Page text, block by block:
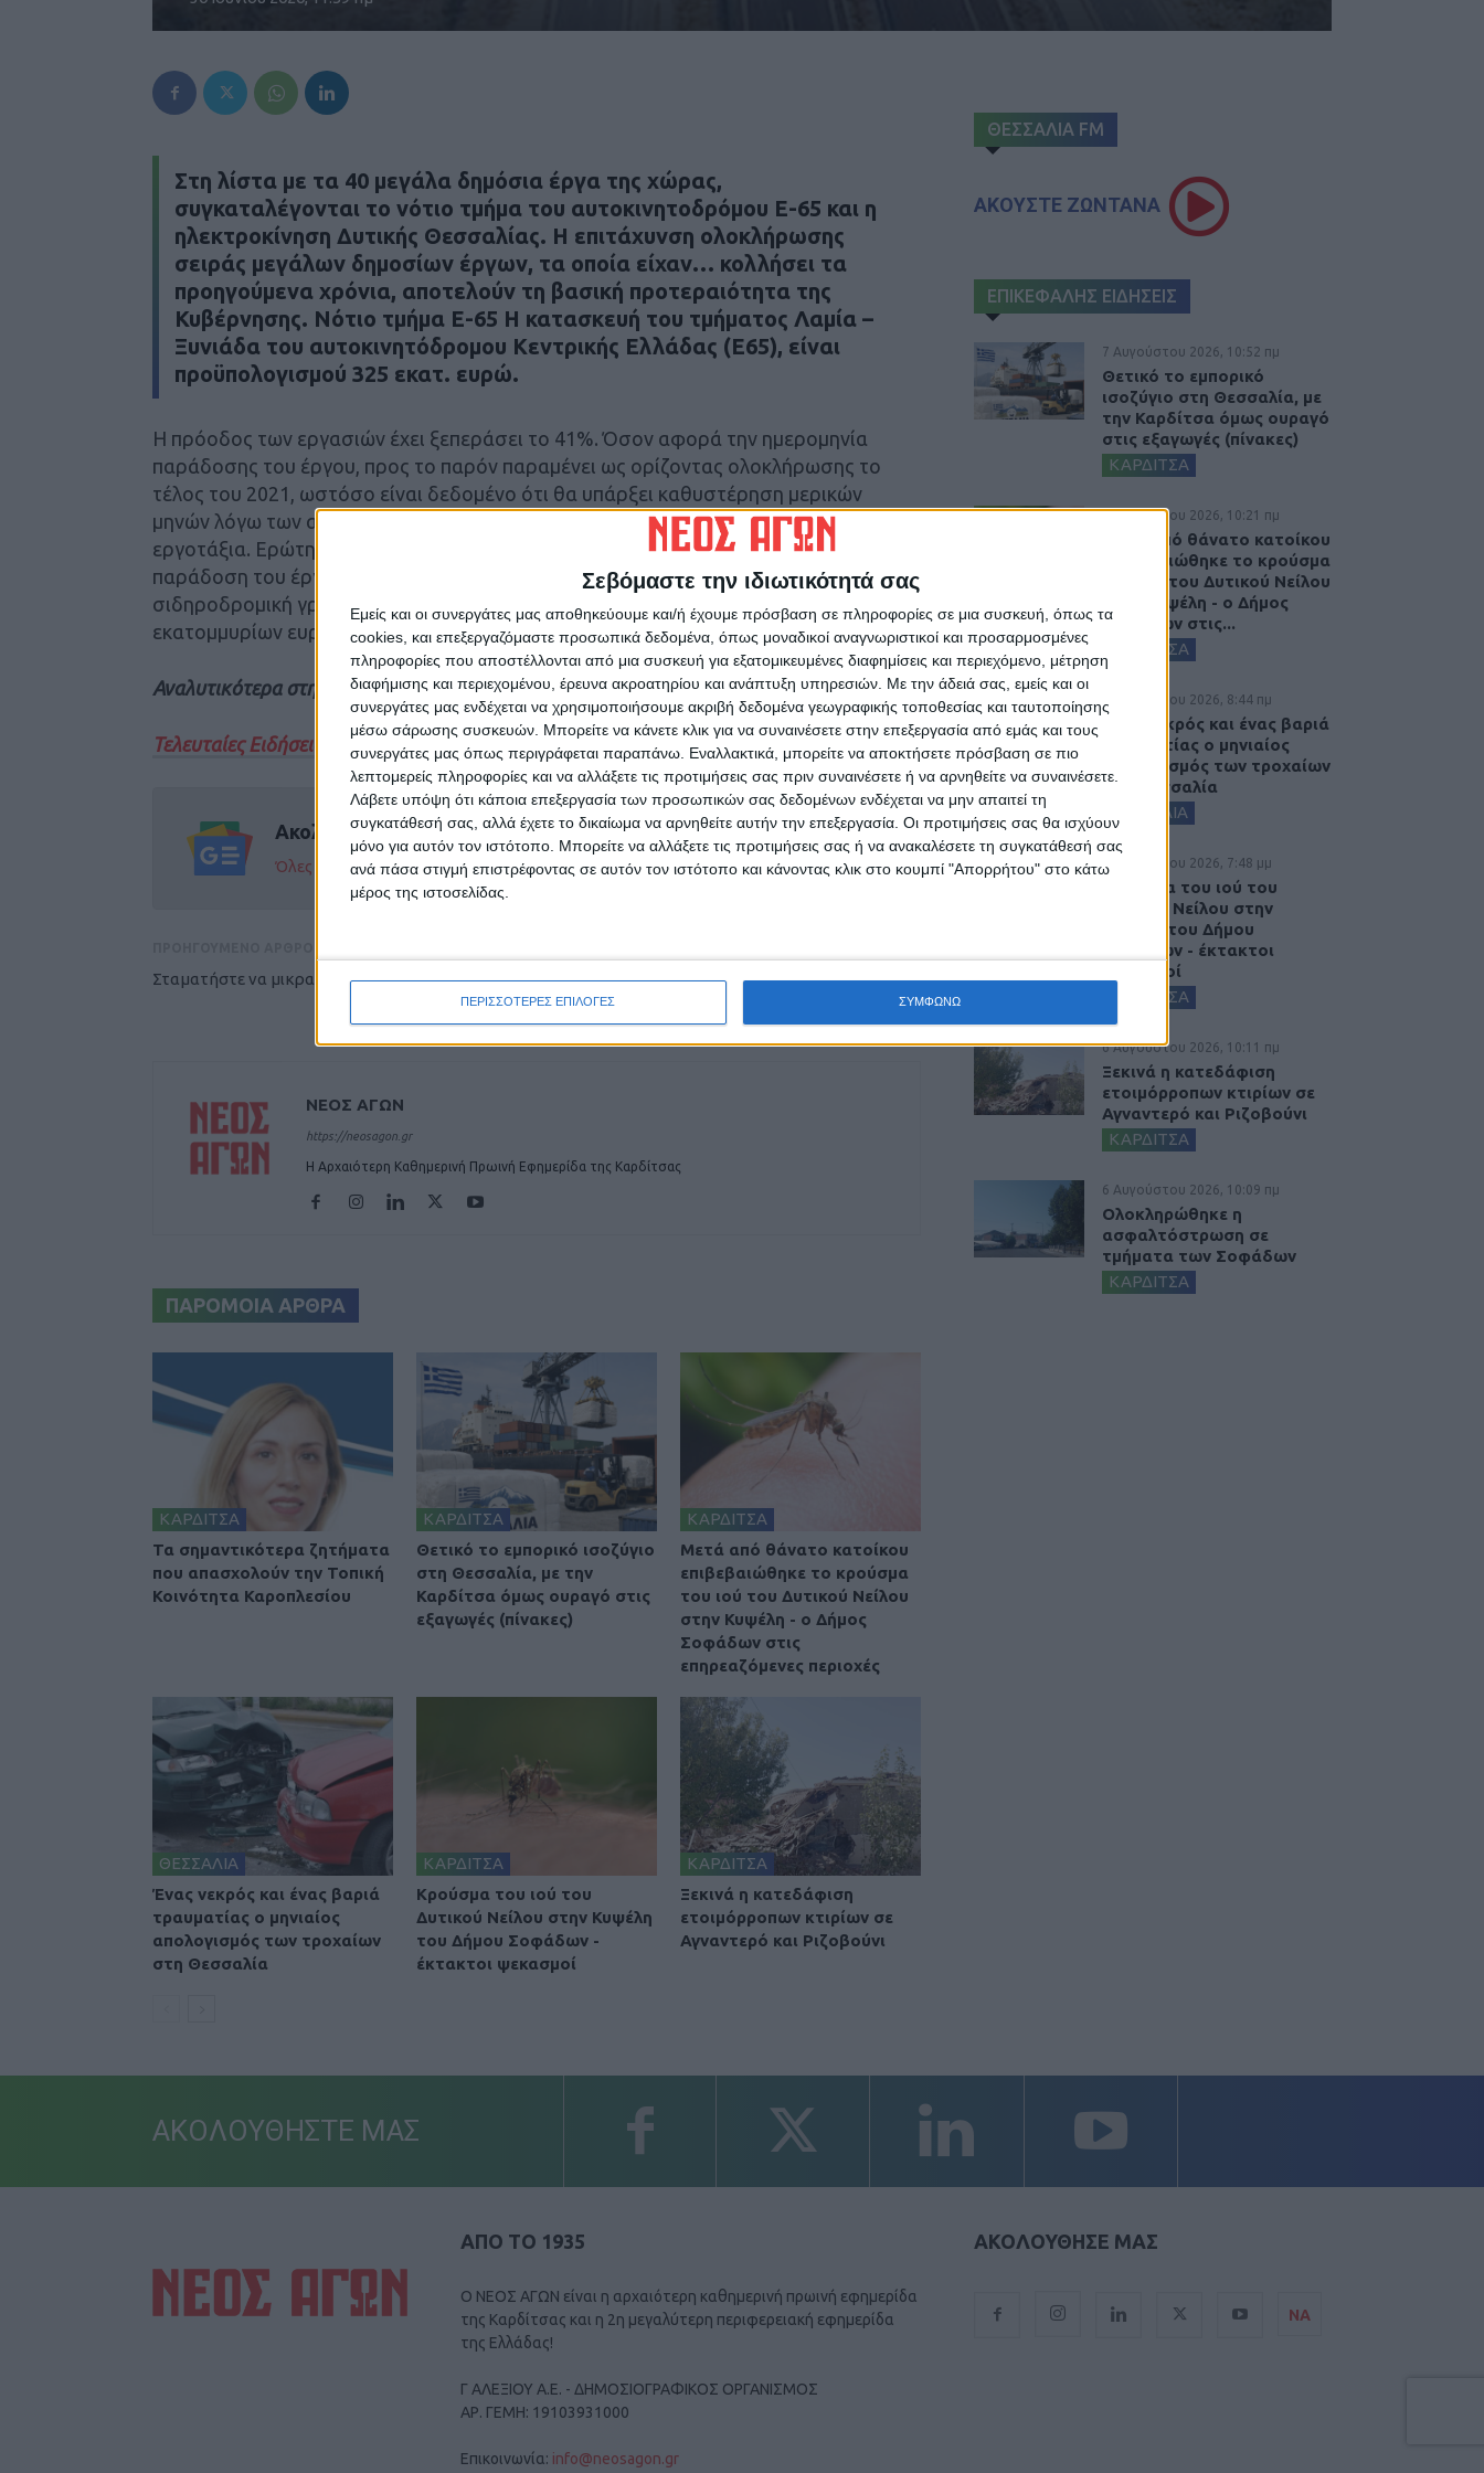
Σεβόμαστε την ιδιωτικότητά σας
Εμείς και οι συνεργάτες μας αποθηκεύουμε και/ή έχουμε πρόσβαση σε πληροφορίες σε μια συσκευή, όπως τα
cookies, και επεξεργαζόμαστε προσωπικά δεδομένα, όπως μοναδικοί αναγνωριστικοί και προσαρμοσμένες
πληροφορίες που αποστέλλονται από μια συσκευή για εξατομικευμένες διαφημίσεις και περιεχόμενο, μέτρηση
διαφήμισης και περιεχομένου, έρευνα ακροατηρίου και ανάπτυξη υπηρεσιών. Με την άδειά σας, εμείς και οι
συνεργάτες μας ενδέχεται να χρησιμοποιήσουμε ακριβή δεδομένα γεωγραφικής τοποθεσίας και ταυτοποίησης
μέσω σάρωσης συσκευών. Μπορείτε να κάνετε κλικ για να συναινέσετε στην επεξεργασία από εμάς και τους
συνεργάτες μας όπως περιγράφεται παραπάνω. Εναλλακτικά, μπορείτε να αποκτήσετε πρόσβαση σε πιο
λεπτομερείς πληροφορίες και να αλλάξετε τις προτιμήσεις σας πριν συναινέσετε ή να αρνηθείτε να συναινέσετε.
Λάβετε υπόψη ότι κάποια επεξεργασία των προσωπικών σας δεδομένων ενδέχεται να μην απαιτεί τη
συγκατάθεσή σας, αλλά έχετε το δικαίωμα να αρνηθείτε αυτήν την επεξεργασία. Οι προτιμήσεις σας θα ισχύουν
μόνο για αυτόν τον ιστότοπο. Μπορείτε να αλλάξετε τις προτιμήσεις σας ή να ανακαλέσετε τη συγκατάθεσή σας
ανά πάσα στιγμή επιστρέφοντας σε αυτόν τον ιστότοπο και κάνοντας κλικ στο κουμπί "Απορρήτου" στο κάτω
μέρος της ιστοσελίδας.
ΠΕΡΙΣΣΟΤΕΡΕΣ ΕΠΙΛΟΓΕΣ ΣΥΜΦΩΝΩ
Στη λίστα με τα 40 μεγάλα δημόσια έργα της χώρας,
συγκαταλέγονται το νότιο τμήμα του αυτοκινητοδρόμου Ε-65 και η
ηλεκτροκίνηση Δυτικής Θεσσαλίας. Η επιτάχυνση ολοκλήρωσης
σειράς μεγάλων δημοσίων έργων, τα οποία είχαν… κολλήσει τα
προηγούμενα χρόνια, αποτελούν τη βασική προτεραιότητα της
Κυβέρνησης. Νότιο τμήμα Ε-65 Η κατασκευή του τμήματος Λαμία –
Ξυνιάδα του αυτοκινητόδρομου Κεντρικής Ελλάδας (Ε65), είναι
προϋπολογισμού 325 εκατ. ευρώ.
Η πρόοδος των εργασιών έχει ξεπεράσει το 41%. Όσον αφορά την ημερομηνία
παράδοσης του έργου, προς το παρόν παραμένει ως ορίζοντας ολοκλήρωσης το
τέλος του 2021, ωστόσο είναι δεδομένο ότι θα υπάρξει καθυστέρηση μερικών
μηνών λόγω των αυστηρότερων μέτρων προστασίας για τον κορωνοϊό στα
εργοτάξια. Ερώτημα παραμένει, υπό αυτές τις συνθήκες, αν θα υπάρξει τμηματική
παράδοση του έργου. Ηλεκτροκίνηση Δυτικής Θεσσαλίας Η ηλεκτροκίνηση στη
σιδηροδρομική γραμμή Παλαιοφάρσαλος – Καλαμπάκα είναι προϋπολογισμού 42
εκατομμυρίων ευρώ.
Αναλυτικότερα στην έντυπη έκδοση του Νέου Αγώνα
Τελευταίες Ειδήσεις Σήμερα
Ακολούθησε την εφημερίδα ΝΕΟΣ ΑΓΩΝ στο Google News!
Όλες οι εξελίξεις στην περιοχή της Καρδίτσας και ευρύτερα της Θεσσαλίας
Σταματήστε να μικραίνετε κι άλλο την ομάδα...
ΕΛ.ΑΣ. αναζητά τους «ιδιοκτήτες» της
χασισοφυτείας στο Μουζάκι
ΝΕΟΣ ΑΓΩΝ
https://neosagon.gr
Η Αρχαιότερη Καθημερινή Πρωινή Εφημερίδα της Καρδίτσας
ΠΑΡΟΜΟΙΑ ΑΡΘΡΑ
ΚΑΡΔΙΤΣΑ
Τα σημαντικότερα ζητήματα
που απασχολούν την Τοπική
Κοινότητα Καροπλεσίου
ΚΑΡΔΙΤΣΑ
Θετικό το εμπορικό ισοζύγιο
στη Θεσσαλία, με την
Καρδίτσα όμως ουραγό στις
εξαγωγές (πίνακες)
ΚΑΡΔΙΤΣΑ
Μετά από θάνατο κατοίκου
επιβεβαιώθηκε το κρούσμα
του ιού του Δυτικού Νείλου
στην Κυψέλη - ο Δήμος
Σοφάδων στις
επηρεαζόμενες περιοχές
ΘΕΣΣΑΛΙΑ
Ένας νεκρός και ένας βαριά
τραυματίας ο μηνιαίος
απολογισμός των τροχαίων
στη Θεσσαλία
ΚΑΡΔΙΤΣΑ
Κρούσμα του ιού του
Δυτικού Νείλου στην Κυψέλη
του Δήμου Σοφάδων -
έκτακτοι ψεκασμοί
ΚΑΡΔΙΤΣΑ
Ξεκινά η κατεδάφιση
ετοιμόρροπων κτιρίων σε
Αγναντερό και Ριζοβούνι
ΘΕΣΣΑΛΙΑ FM
ΑΚΟΥΣΤΕ ΖΩΝΤΑΝΑ
ΕΠΙΚΕΦΑΛΗΣ ΕΙΔΗΣΕΙΣ
7 Αυγούστου 2026, 10:52 πμ
Θετικό το εμπορικό
ισοζύγιο στη Θεσσαλία, με
την Καρδίτσα όμως ουραγό
στις εξαγωγές (πίνακες)
ΚΑΡΔΙΤΣΑ
7 Αυγούστου 2026, 10:21 πμ
Μετά από θάνατο κατοίκου
επιβεβαιώθηκε το κρούσμα
του ιού του Δυτικού Νείλου
στην Κυψέλη - ο Δήμος
Σοφάδων στις...
ΚΑΡΔΙΤΣΑ
7 Αυγούστου 2026, 8:44 πμ
Ένας νεκρός και ένας βαριά
τραυματίας ο μηνιαίος
απολογισμός των τροχαίων
στη Θεσσαλία
ΘΕΣΣΑΛΙΑ
6 Αυγούστου 2026, 7:48 μμ
Κρούσμα του ιού του
Δυτικού Νείλου στην
Κυψέλη του Δήμου
Σοφάδων - έκτακτοι
ψεκασμοί
ΚΑΡΔΙΤΣΑ
6 Αυγούστου 2026, 10:11 πμ
Ξεκινά η κατεδάφιση
ετοιμόρροπων κτιρίων σε
Αγναντερό και Ριζοβούνι
ΚΑΡΔΙΤΣΑ
6 Αυγούστου 2026, 10:09 πμ
Ολοκληρώθηκε η
ασφαλτόστρωση σε
τμήματα των Σοφάδων
ΚΑΡΔΙΤΣΑ
ΑΚΟΛΟΥΘΗΣΤΕ ΜΑΣ
ΑΠΟ ΤΟ 1935
Ο ΝΕΟΣ ΑΓΩΝ είναι η αρχαιότερη καθημερινή πρωινή εφημερίδα
της Καρδίτσας και η 2η μεγαλύτερη περιφερειακή εφημερίδα
της Ελλάδας!
Γ ΑΛΕΞΙΟΥ Α.Ε. - ΔΗΜΟΣΙΟΓΡΑΦΙΚΟΣ ΟΡΓΑΝΙΣΜΟΣ
ΑΡ. ΓΕΜΗ: 19103931000
Επικοινωνία: info@neosagon.gr
ΑΚΟΛΟΥΘΗΣΕ ΜΑΣ
ΝΑ